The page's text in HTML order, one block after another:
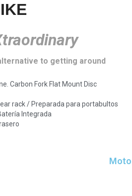
to getting around
Carbon Fork Flat Mount Disc
rack / Preparada para portabultos
Integrada